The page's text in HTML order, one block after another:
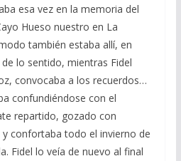
esa vez en la memoria del
Hueso nuestro en La
también estaba allí, en
lo sentido, mientras Fidel
convocaba a los recuerdos…
confundiéndose con el
repartido, gozado con
confortaba todo el invierno de
Fidel lo veía de nuevo al final